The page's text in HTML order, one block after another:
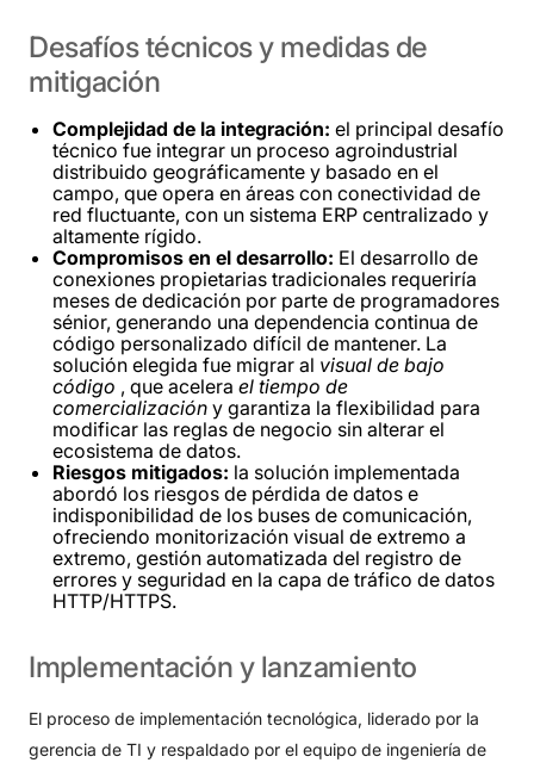
Desafíos técnicosy medidas de
mitigación
Complejidad de la integración: el principal desafío
técnico fue integrar un proceso agroindustrial
distribuido geográficamente y basado en el
campo, que opera en áreas con conectividad de
red fluctuante, con un sistema ERP centralizado y
altamente rígido.
Compromisos en el desarrollo: El desarrollo de
conexiones propietarias tradicionales requeriría
meses de dedicación por parte de programadores
sénior, generando una dependencia continua de
código personalizado difícil de mantener. La
solución elegida fue migrar al visual de bajo
código , que acelera el tiempo de
comercialización y garantiza la flexibilidad para
modificar las reglas de negocio sin alterar el
ecosistema de datos.
Riesgos mitigados: la solución implementada
abordó los riesgos de pérdida de datos e
indisponibilidad de los buses de comunicación,
ofreciendo monitorización visual de extremo a
extremo, gestión automatizada del registro de
errores y seguridad en la capa de tráfico de datos
HTTP/HTTPS.
Implementación y lanzamiento
El proceso de implementación tecnológica, liderado por la
gerencia de TI y respaldado por el equipo de ingeniería de